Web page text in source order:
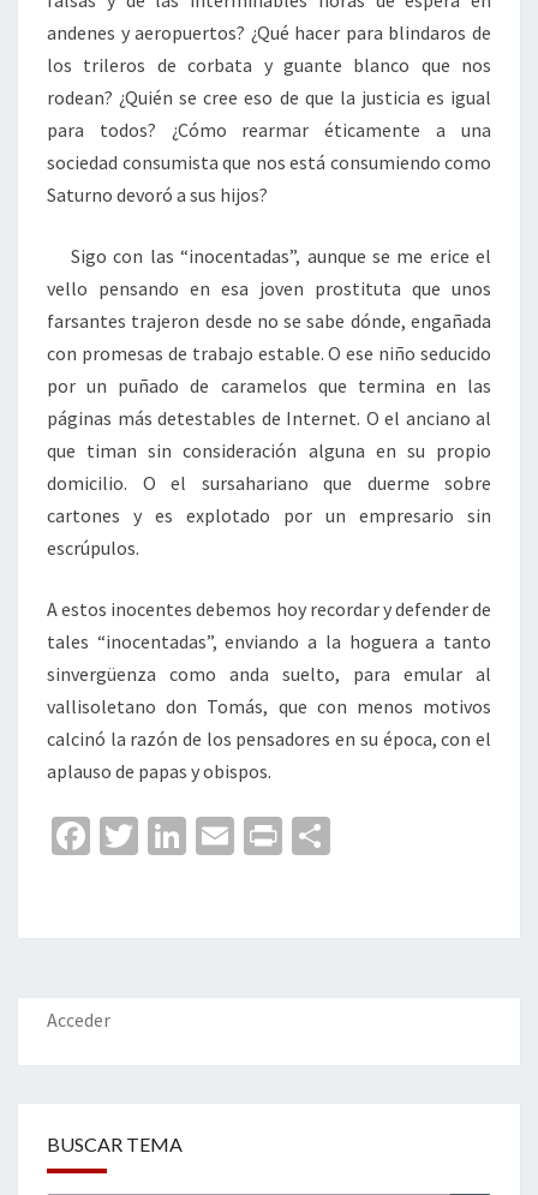
andenes y aeropuertos? ¿Qué hacer para blindaros de
los trileros de corbata y guante blanco que nos
rodean? ¿Quién se cree eso de que la justicia es igual
para todos? ¿Cómo rearmar éticamente a una
sociedad consumista que nos está consumiendo como
Saturno devoró a sus hijos?
Sigo con las “inocentadas”, aunque se me erice el
vello pensando en esa joven prostituta que unos
farsantes trajeron desde no se sabe dónde, engañada
con promesas de trabajo estable. O ese niño seducido
por un puñado de caramelos que termina en las
páginas más detestables de Internet. O el anciano al
que timan sin consideración alguna en su propio
domicilio. O el sursahariano que duerme sobre
cartones y es explotado por un empresario sin
escrúpulos.
A estos inocentes debemos hoy recordar y defender de
tales “inocentadas”, enviando a la hoguera a tanto
sinvergüenza como anda suelto, para emular al
vallisoletano don Tomás, que con menos motivos
calcinó la razón de los pensadores en su época, con el
aplauso de papas y obispos.
Fa
o
o
k
T
er
Li
dI
n
E
l
Pr
p
ar
Acceder
BUSCAR TEMA